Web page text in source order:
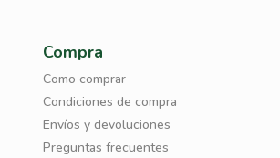
Compra
Como comprar
Condiciones de compra
Envíos y devoluciones
Preguntas frecuentes